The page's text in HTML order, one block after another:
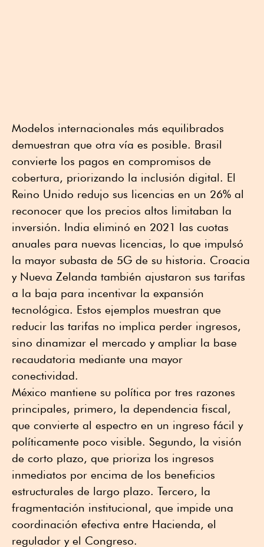
Modelos internacionales más equilibrados
demuestran que otra vía es posible. Brasil
convierte los pagos en compromisos de
cobertura, priorizando la inclusión digital. El
Reino Unido redujo sus licencias en un 26% al
reconocer que los precios altos limitaban la
inversión. India eliminó en 2021 las cuotas
anuales para nuevas licencias, lo que impulsó
la mayor subasta de 5G de su historia. Croacia
y Nueva Zelanda también ajustaron sus tarifas
a la baja para incentivar la expansión
tecnológica. Estos ejemplos muestran que
reducir las tarifas no implica perder ingresos,
sino dinamizar el mercado y ampliar la base
recaudatoria mediante una mayor
conectividad.
México mantiene su política por tres razones
principales, primero, la dependencia fiscal,
que convierte al espectro en un ingreso fácil y
políticamente poco visible. Segundo, la visión
de corto plazo, que prioriza los ingresos
inmediatos por encima de los beneficios
estructurales de largo plazo. Tercero, la
fragmentación institucional, que impide una
coordinación efectiva entre Hacienda, el
regulador y el Congreso.